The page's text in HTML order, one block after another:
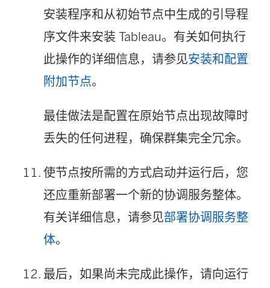
安装程序和从初始节点中生成的引导程
序文件来安装 Tableau。有关如何执行
此操作的详细信息，请参见安装和配置
附加节点。
最佳做法是配置在原始节点出现故障时
丢失的任何进程，确保群集完全冗余。
使节点按所需的方式启动并运行后，您
还应重新部署一个新的协调服务整体。
有关详细信息，请参见部署协调服务整
体。
最后，如果尚未完成此操作，请向运行